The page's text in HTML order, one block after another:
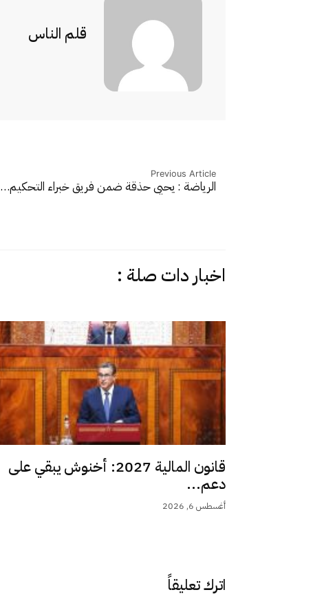
قلم الناس
Previous Article
الرياضة : يحيى حذقة ضمن فريق خبراء التحكيم…
اخبار دات صلة :
قانون المالية 2027: أخنوش يبقي على
دعم...
أغسطس 6, 2026
اترك تعليقاً